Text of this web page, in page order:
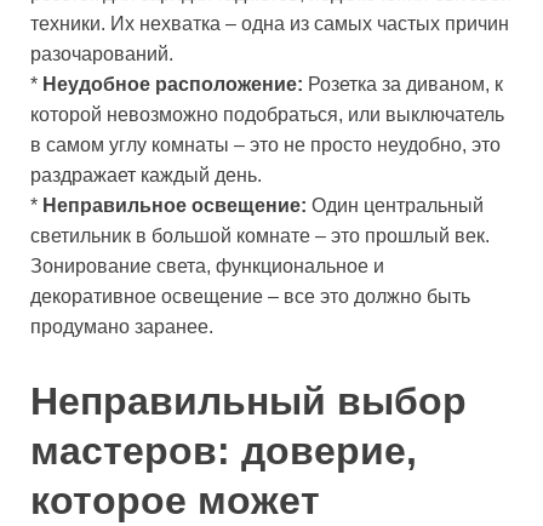
техники. Их нехватка – одна из самых частых причин
разочарований.
* Неудобное расположение: Розетка за диваном, к
которой невозможно подобраться, или выключатель
в самом углу комнаты – это не просто неудобно, это
раздражает каждый день.
* Неправильное освещение: Один центральный
светильник в большой комнате – это прошлый век.
Зонирование света, функциональное и
декоративное освещение – все это должно быть
продумано заранее.
Неправильный выбор
мастеров: доверие,
которое может